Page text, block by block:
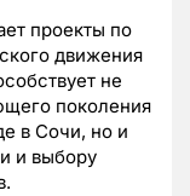
проекты по
движения
не
поколения
в Сочи, но и
и выбору